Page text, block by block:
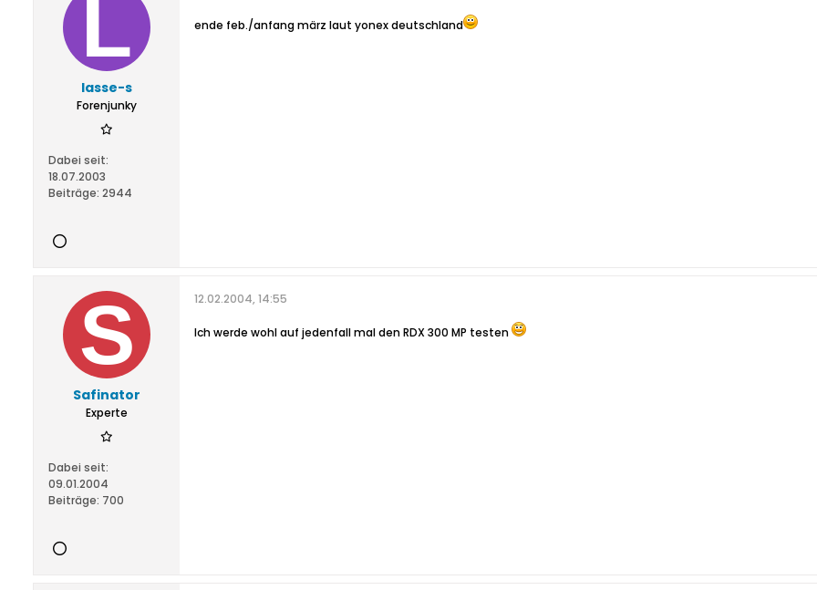
lasse-s
Forenjunky
Dabei seit:
18.07.2003
Beiträge: 2944
ende feb./anfang märz laut yonex deutschland
Safinator
Experte
Dabei seit:
09.01.2004
Beiträge: 700
12.02.2004, 14:55
Ich werde wohl auf jedenfall mal den RDX 300 MP testen